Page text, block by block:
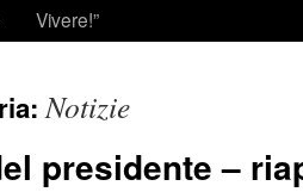
Vivere!”
Notizie
presidente –